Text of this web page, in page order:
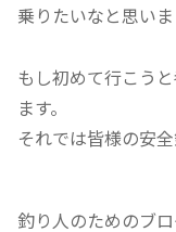
乗りたいなと思いま
もし初めて行こう
ます。
それでは皆様の安
釣り人のためのブ